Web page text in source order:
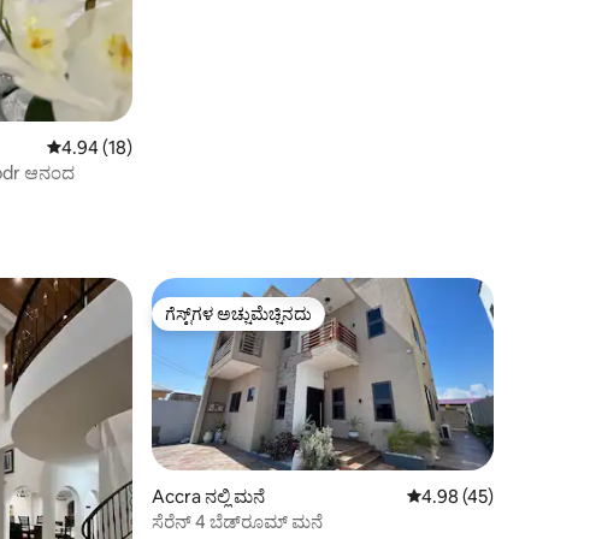
5 ರಲ್ಲಿ 4.94 ಸರಾಸರಿ ರೇಟಿಂಗ್, 18 ವಿಮರ್ಶೆಗಳು
4.94 (18)
ಆನಂದ
ಗೆಸ್ಟ್‌ಗಳ ಅಚ್ಚುಮೆಚ್ಚಿನದು
ಗೆಸ್ಟ್‌ಗಳ ಅಚ್ಚುಮೆಚ್ಚಿನದು
Accra ನಲ್ಲಿ ಮನೆ 5 ರಲ್ಲಿ 4.98 ಸರಾಸರಿ
4.98 (45)
ಸೆರೆನ್ 4 ಬೆಡ್‌ರೂಮ್ ಮನೆ